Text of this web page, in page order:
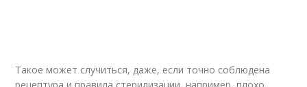
Такое может случиться, даже, если точно соблюдена